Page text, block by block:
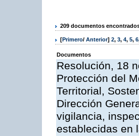
209 documentos
[Primero/ Anterior] 2, 3, 4, 5, 6
Documentos
Resolución, 18
Protección del
Territorial,
Dirección
vigilancia,
establecidas en